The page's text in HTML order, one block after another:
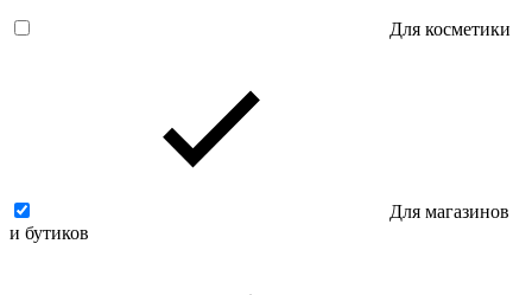
Для косметики
Для магазинов
и бутиков